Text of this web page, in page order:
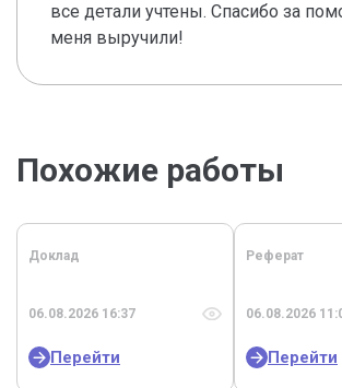
все детали учтены. Спасибо за
меня выручили!
Похожие работы
Доклад
06.08.2026 16:37
Перейти
Реферат
06.08.2026
Перейти